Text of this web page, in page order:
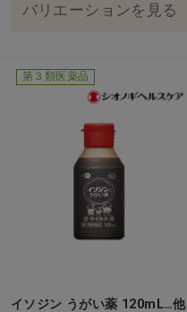
バリエーションを見る
第３類医薬品
イソジン うがい薬 120mL…他